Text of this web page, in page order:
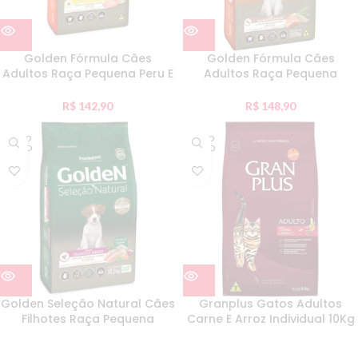
Golden Fórmula Cães
Adultos Raça Pequena Peru E
R$ 142,90
Golden Fórmula Cães
Adultos Raça Pequena
R$ 148,90
ESGO
TADO
Golden Seleção Natural Cães
Filhotes Raça Pequena
ESGO
TADO
Granplus Gatos Adultos
Carne E Arroz Individual 10Kg